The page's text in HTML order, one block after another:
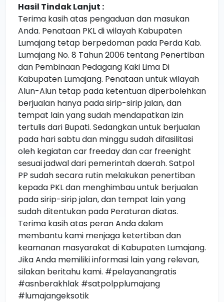
Hasil Tindak Lanjut :
Terima kasih atas pengaduan dan masukan
Anda. Penataan PKL di wilayah Kabupaten
Lumajang tetap berpedoman pada Perda Kab.
Lumajang No. 8 Tahun 2006 tentang Penertiban
dan Pembinaan Pedagang Kaki Lima Di
Kabupaten Lumajang. Penataan untuk wilayah
Alun-Alun tetap pada ketentuan diperbolehkan
berjualan hanya pada sirip-sirip jalan, dan
tempat lain yang sudah mendapatkan izin
tertulis dari Bupati. Sedangkan untuk berjualan
pada hari sabtu dan minggu sudah difasilitasi
oleh kegiatan car freeday dan car freenight
sesuai jadwal dari pemerintah daerah. Satpol
PP sudah secara rutin melakukan penertiban
kepada PKL dan menghimbau untuk berjualan
pada sirip-sirip jalan, dan tempat lain yang
sudah ditentukan pada Peraturan diatas.
Terima kasih atas peran Anda dalam
membantu kami menjaga ketertiban dan
keamanan masyarakat di Kabupaten Lumajang.
Jika Anda memiliki informasi lain yang relevan,
silakan beritahu kami. #pelayanangratis
#asnberakhlak #satpolpplumajang
#lumajangeksotik